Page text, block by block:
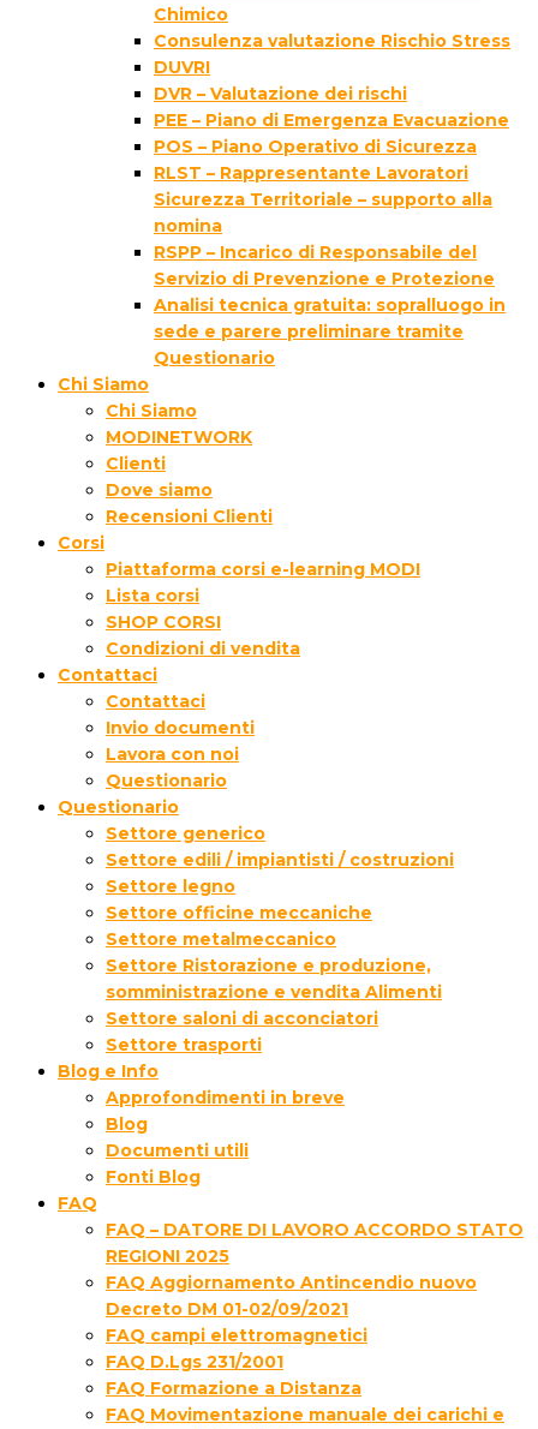
Chimico
Consulenza valutazione Rischio Stress
DUVRI
DVR – Valutazione dei rischi
PEE – Piano di Emergenza Evacuazione
POS – Piano Operativo di Sicurezza
RLST – Rappresentante Lavoratori
Sicurezza Territoriale – supporto alla
nomina
RSPP – Incarico di Responsabile del
Servizio di Prevenzione e Protezione
Analisi tecnica gratuita: sopralluogo in
sede e parere preliminare tramite
Questionario
Chi Siamo
Chi Siamo
MODINETWORK
Clienti
Dove siamo
Recensioni Clienti
Corsi
Piattaforma corsi e-learning MODI
Lista corsi
SHOP CORSI
Condizioni di vendita
Contattaci
Contattaci
Invio documenti
Lavora con noi
Questionario
Questionario
Settore generico
Settore edili / impiantisti / costruzioni
Settore legno
Settore officine meccaniche
Settore metalmeccanico
Settore Ristorazione e produzione,
somministrazione e vendita Alimenti
Settore saloni di acconciatori
Settore trasporti
Blog e Info
Approfondimenti in breve
Blog
Documenti utili
Fonti Blog
FAQ
FAQ – DATORE DI LAVORO ACCORDO STATO
REGIONI 2025
FAQ Aggiornamento Antincendio nuovo
Decreto DM 01-02/09/2021
FAQ campi elettromagnetici
FAQ D.Lgs 231/2001
FAQ Formazione a Distanza
FAQ Movimentazione manuale dei carichi e